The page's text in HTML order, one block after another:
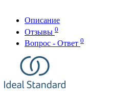
Описание
Отзывы 0
Вопрос - Ответ 0